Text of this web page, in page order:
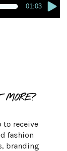
01:03
MORE?
to receive
fashion
branding